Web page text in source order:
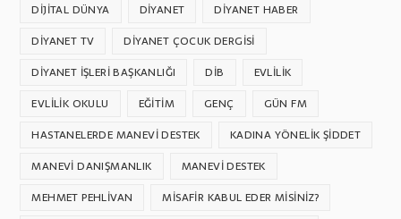
DIJITAL DÜNYA
DIYANET
DIYANET HABER
DIYANET TV
DIYANET ÇOCUK DERGISI
DIYANET İŞLERI BAŞKANLIĞI
DİB
EVLILIK
EVLILIK OKULU
EĞITIM GENÇ
GÜN FM
HASTANELERDE MANEVI DESTEK
KADINA YÖNELIK ŞIDDET
MANEVI DANIŞMANLIK
MANEVI DESTEK
MEHMET PEHLİVAN
MISAFIR KABUL EDER MISINIZ?